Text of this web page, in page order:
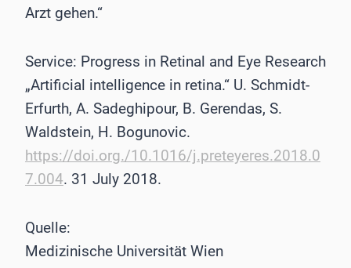
Arzt gehen.“
Service: Progress in Retinal and Eye Research
„Artificial intelligence in retina.“ U. Schmidt-
Erfurth, A. Sadeghipour, B. Gerendas, S.
Waldstein, H. Bogunovic.
https://doi.org./10.1016/j.preteyeres.2018.0
7.004. 31 July 2018.
Quelle:
Medizinische Universität Wien